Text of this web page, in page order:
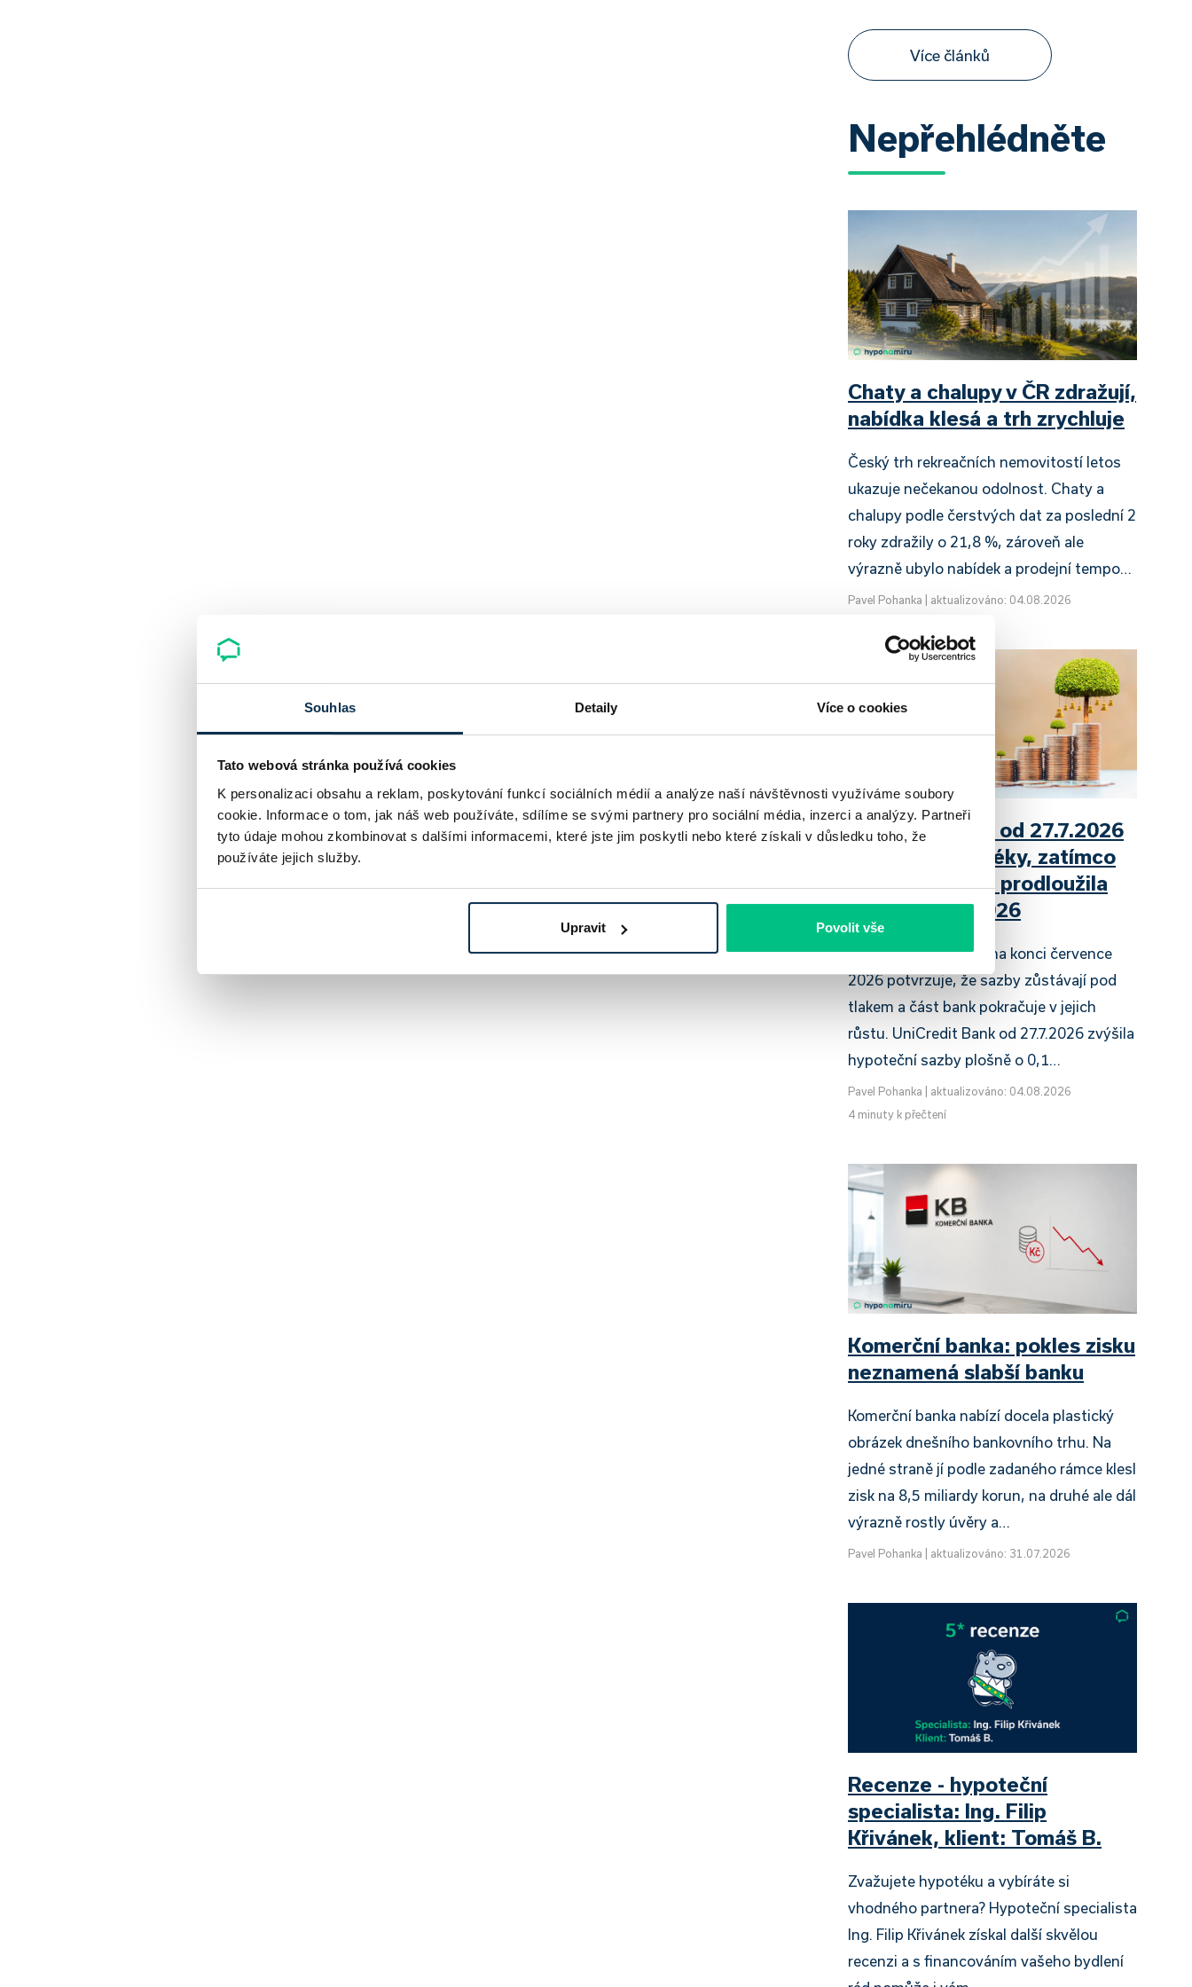
Souhlas Detaily Více o cookies
Tato webová stránka používá cookies
K personalizaci obsahu a reklam, poskytování funkcí sociálních médií a analýze naší návštěvnosti využíváme soubory
cookie. Informace o tom, jak náš web používáte, sdílíme se svými partnery pro sociální média, inzerci a analýzy. Partneři
tyto údaje mohou zkombinovat s dalšími informacemi, které jste jim poskytli nebo které získali v důsledku toho, že
používáte jejich služby.
Upravit Povolit vše
Více článků
Nepřehlédněte
Chaty a chalupy v ČR zdražují,
nabídka klesá a trh zrychluje
Český trh rekreačních nemovitostí letos
ukazuje nečekanou odolnost. Chaty a
chalupy podle čerstvých dat za poslední 2
roky zdražily o 21,8 %, zároveň ale
výrazně ubylo nabídek a prodejní tempo…
Pavel Pohanka aktualizováno: 04.08.2026
UniCredit Bank od 27.7.2026
zdražuje hypotéky, zatímco
Raiffeisenbank prodloužila
slevu do 6.9.2026
Český hypoteční trh na konci července
2026 potvrzuje, že sazby zůstávají pod
tlakem a část bank pokračuje v jejich
růstu. UniCredit Bank od 27.7.2026 zvýšila
hypoteční sazby plošně o 0,1…
Pavel Pohanka
aktualizováno: 04.08.2026
4 minuty k přečtení
Komerční banka: pokles zisku
neznamená slabší banku
Komerční banka nabízí docela plastický
obrázek dnešního bankovního trhu. Na
jedné straně jí podle zadaného rámce klesl
zisk na 8,5 miliardy korun, na druhé ale dál
výrazně rostly úvěry a…
Pavel Pohanka aktualizováno: 31.07.2026
Recenze - hypoteční
specialista: Ing. Filip
Křivánek, klient: Tomáš B.
Zvažujete hypotéku a vybíráte si
vhodného partnera? Hypoteční specialista
Ing. Filip Křivánek získal další skvělou
recenzi a s financováním vašeho bydlení